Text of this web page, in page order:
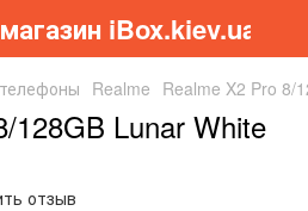
магазин iBox.kiev.ua
Realme Realme X2 Pro 8/
128GB Lunar White
отзыв